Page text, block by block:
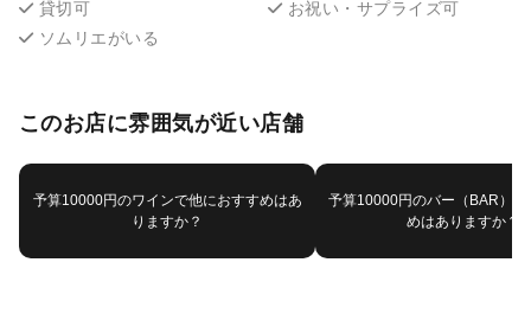
貸切可
お祝い・サプライズ可
ソムリエがいる
このお店に雰囲気が近い店舗
予算10000円のワインで他におすすめはあ
りますか？
予算10000円のバー（BAR）で
めはありますか？